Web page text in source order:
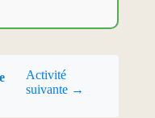
Activité
suivante →